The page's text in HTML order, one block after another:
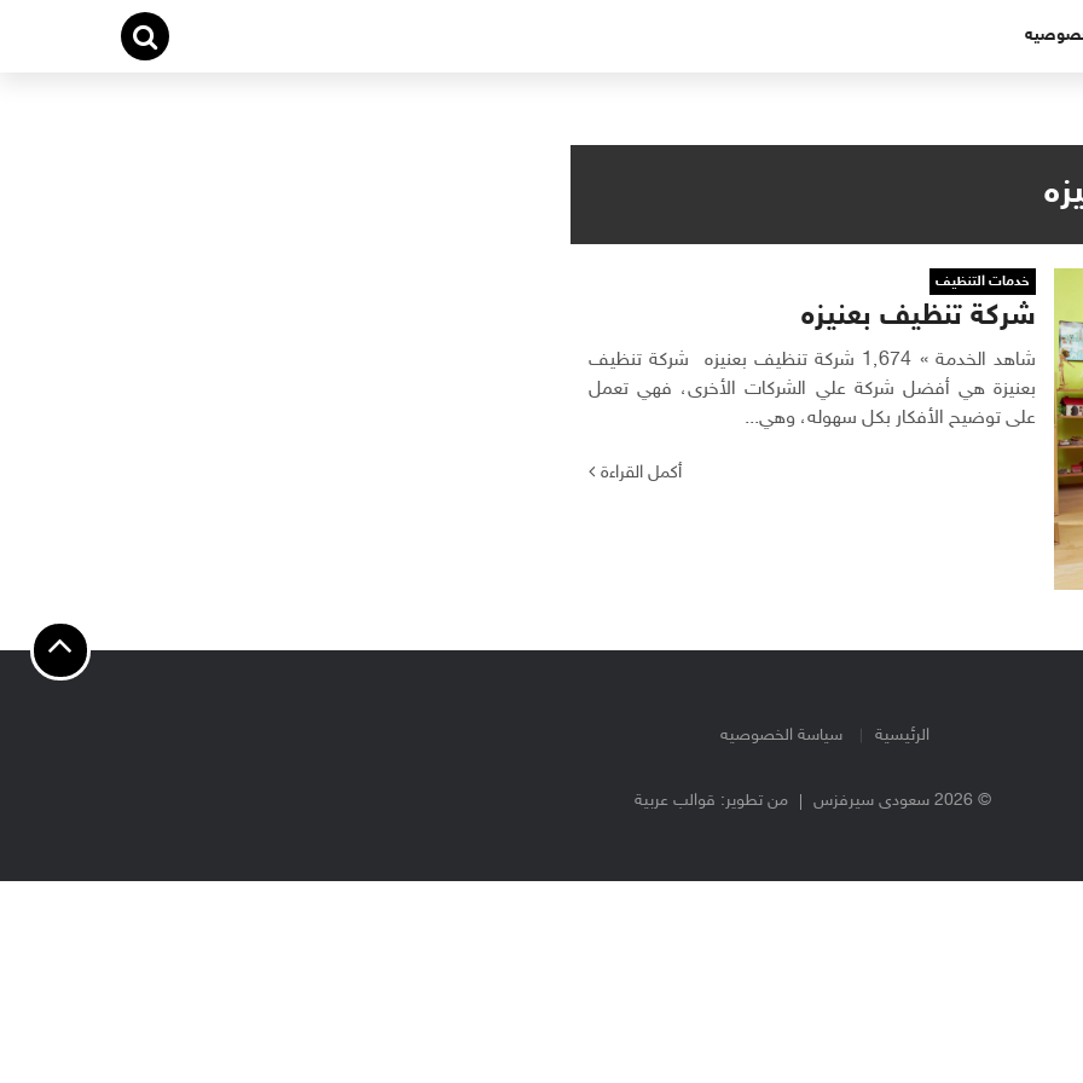
خدمات التنظيف
شركة تنظيف بعنيزه
شاهد الخدمة » 1٬674 شركة تنظيف بعنيزه شركة تنظيف
بعنيزة هي أفضل شركة علي الشركات الأخرى، فهي تعمل
على توضيح الأفكار بكل سهوله، وهي...
أكمل القراءة
الرئيسية سياسة الخصوصيه
© 2026 سعودى سيرفزس من تطوير: قوالب عربية